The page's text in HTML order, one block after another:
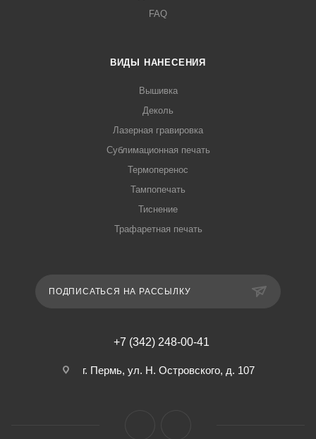
FAQ
ВИДЫ НАНЕСЕНИЯ
Вышивка
Деколь
Лазерная гравировка
Сублимационная печать
Термоперенос
Тампопечать
Тиснение
Трафаретная печать
ПОДПИСАТЬСЯ НА РАССЫЛКУ
+7 (342) 248-00-41
г. Пермь, ул. Н. Островского, д. 107